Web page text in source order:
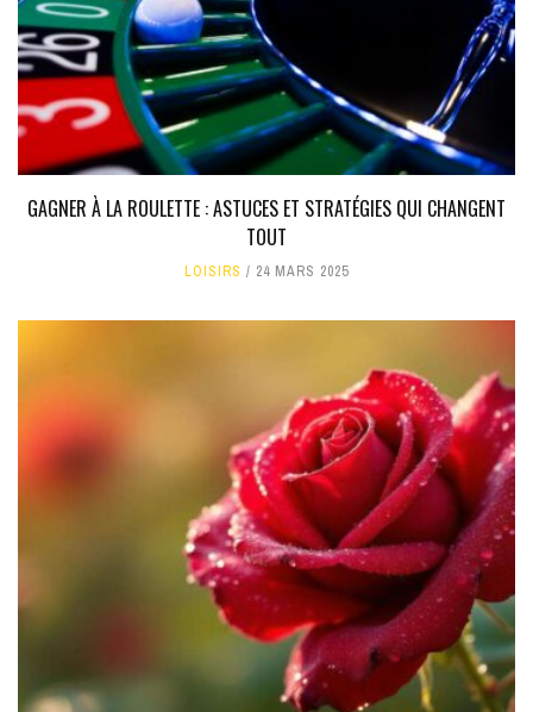
GAGNER À LA ROULETTE : ASTUCES ET STRATÉGIES QUI CHANGENT
TOUT
LOISIRS 24 MARS 2025